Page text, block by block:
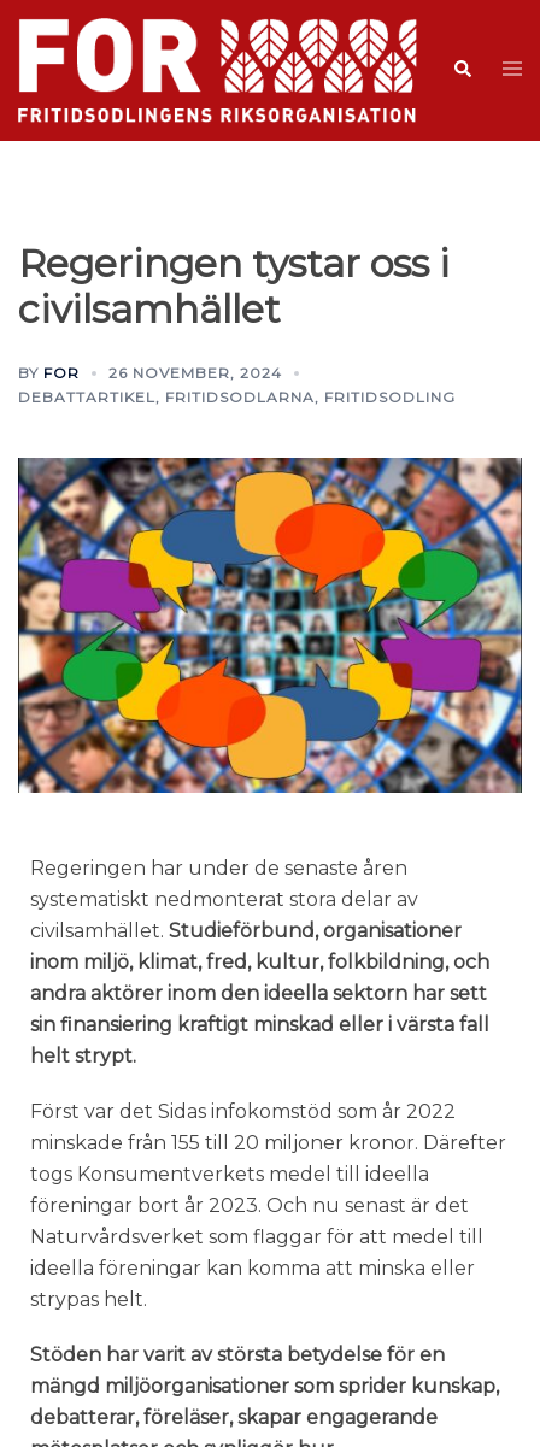
Regeringen tystar oss i
civilsamhället
BY FOR
26 NOVEMBER, 2024
DEBATTARTIKEL, FRITIDSODLARNA, FRITIDSODLING
Regeringen har under de senaste åren
systematiskt nedmonterat stora delar av
civilsamhället. Studieförbund, organisationer
inom miljö, klimat, fred, kultur, folkbildning, och
andra aktörer inom den ideella sektorn har sett
sin finansiering kraftigt minskad eller i värsta fall
helt strypt.
Först var det Sidas infokomstöd som år 2022
minskade från 155 till 20 miljoner kronor. Därefter
togs Konsumentverkets medel till ideella
föreningar bort år 2023. Och nu senast är det
Naturvårdsverket som flaggar för att medel till
ideella föreningar kan komma att minska eller
strypas helt.
Stöden har varit av största betydelse för en
mängd miljöorganisationer som sprider kunskap,
debatterar, föreläser, skapar engagerande